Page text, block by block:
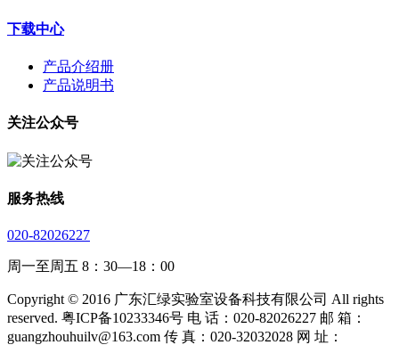
下载中心
产品介绍册
产品说明书
关注公众号
服务热线
020-82026227
周一至周五 8：30—18：00
Copyright © 2016 广东汇绿实验室设备科技有限公司 All rights
reserved. 粤ICP备10233346号 电 话：020-82026227 邮 箱：
guangzhouhuilv@163.com 传 真：020-32032028 网 址：